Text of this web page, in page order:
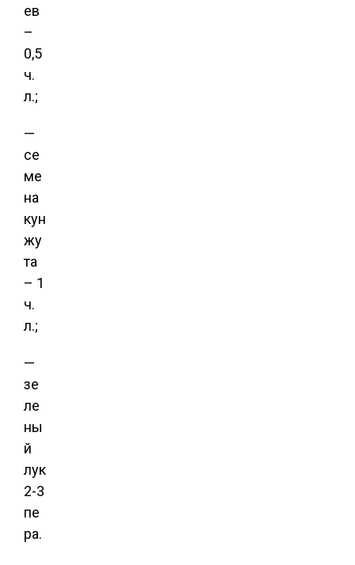
ев
–
0,5
ч.
л.;
—
се
ме
на
кун
жу
та
– 1
ч.
л.;
—
зе
ле
ны
й
лук
2-3
пе
ра.